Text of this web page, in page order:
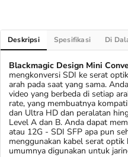
Deskripsi Spesifikasi Di
Blackmagic Design Mini
mengkonversi SDI ke serat
arah pada saat yang sama.
video yang berbeda di setiap
rate, yang membuatnya
dan Ultra HD dan peralatan
Level A dan B. Anda dapat
atau 12G ‑ SDI SFP apa pun
menggunakan kabel serat
umumnya digunakan untuk